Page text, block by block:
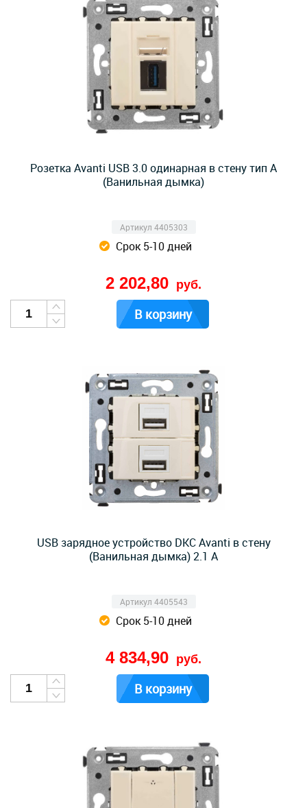
Розетка Avanti USB 3.0 одинарная в стену тип А
(Ванильная дымка)
Артикул 4405303
Срок 5-10 дней
2 202,80 руб.
В корзину
USB зарядное устройство DKC Avanti в стену
(Ванильная дымка) 2.1 А
Артикул 4405543
Срок 5-10 дней
4 834,90 руб.
В корзину